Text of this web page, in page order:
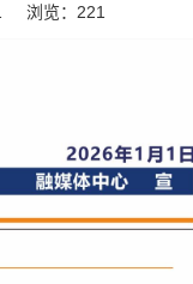
浏览： 221